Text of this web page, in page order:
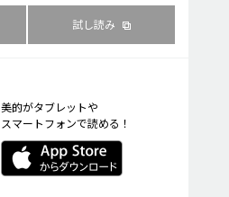
試し読み
美的がタブレットや
スマートフォンで読める！